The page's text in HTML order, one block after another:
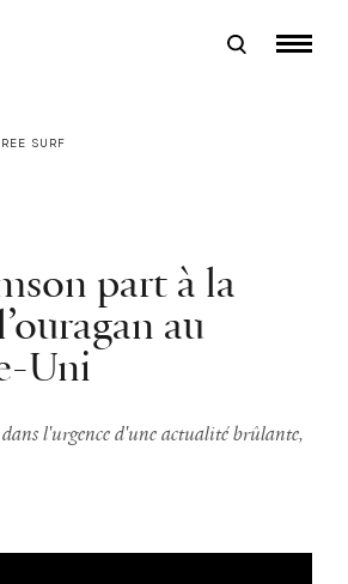
SURF
part à la
au
Uni
l'urgence d'une actualité brûlante,